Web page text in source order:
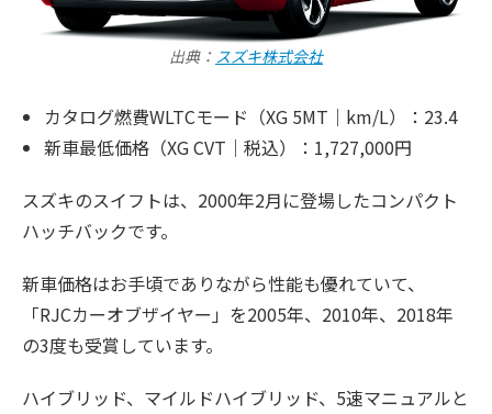
出典： スズキ株式会社
カタログ燃費WLTCモード（XG 5MT｜km/L）：23.4
新車最低価格（XG CVT｜税込）：1,727,000円
スズキのスイフトは、2000年2月に登場したコンパクト
ハッチバックです。
新車価格はお手頃でありながら性能も優れていて、
「RJCカーオブザイヤー」を2005年、2010年、2018年
の3度も受賞しています。
ハイブリッド、マイルドハイブリッド、5速マニュアルと